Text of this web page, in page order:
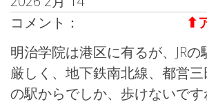
コメント：
⬆︎
明治学院は港区に有るが、JR
厳しく、地下鉄南北線、都営
の駅からでしか、歩けないです